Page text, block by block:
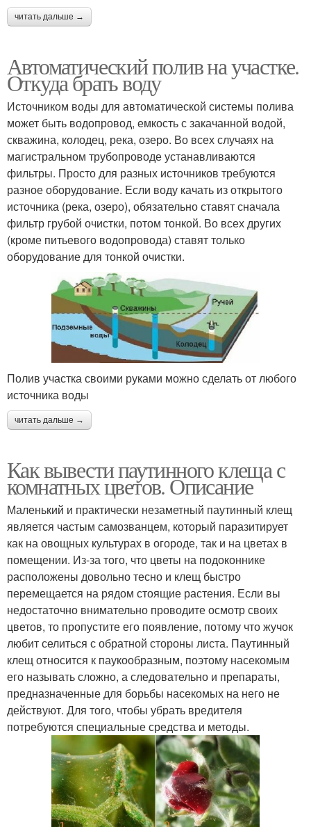
читать дальше →
Автоматический полив на участке.
Откуда брать воду
Источником воды для автоматической системы полива
может быть водопровод, емкость с закачанной водой,
скважина, колодец, река, озеро. Во всех случаях на
магистральном трубопроводе устанавливаются
фильтры. Просто для разных источников требуются
разное оборудование. Если воду качать из открытого
источника (река, озеро), обязательно ставят сначала
фильтр грубой очистки, потом тонкой. Во всех других
(кроме питьевого водопровода) ставят только
оборудование для тонкой очистки.
Полив участка своими руками можно сделать от любого
источника воды
читать дальше →
Как вывести паутинного клеща с
комнатных цветов. Описание
Маленький и практически незаметный паутинный клещ
является частым самозванцем, который паразитирует
как на овощных культурах в огороде, так и на цветах в
помещении. Из-за того, что цветы на подоконнике
расположены довольно тесно и клещ быстро
перемещается на рядом стоящие растения. Если вы
недостаточно внимательно проводите осмотр своих
цветов, то пропустите его появление, потому что жучок
любит селиться с обратной стороны листа. Паутинный
клещ относится к паукообразным, поэтому насекомым
его называть сложно, а следовательно и препараты,
предназначенные для борьбы насекомых на него не
действуют. Для того, чтобы убрать вредителя
потребуются специальные средства и методы.